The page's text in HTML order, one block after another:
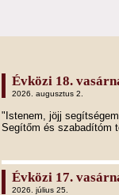
Évközi 18.
2026. augusztus 2.
"Istenem, jöjj
Segítőm és szabadítóm
Évközi 17.
2026. július 25.